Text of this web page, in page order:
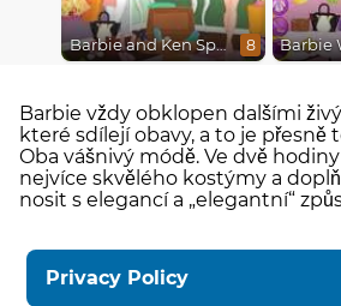
Barbie and Ken Spring City Break 8
Barbie vždy obklopen dalšími
které sdílejí obavy, a to je přesně
Oba vášnivý módě. Ve dvě
nejvíce skvělého kostýmy a
nosit s elegancí a „elegantní“
Privacy Policy